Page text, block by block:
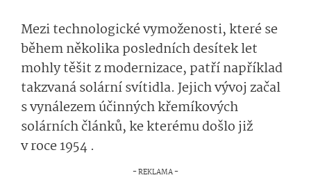
Mezi technologické vymoženosti, které se
během několika posledních desítek let
mohly těšit z modernizace, patří například
takzvaná solární svítidla. Jejich vývoj začal
s vynálezem účinných křemíkových
solárních článků, ke kterému došlo již
v roce 1954 .